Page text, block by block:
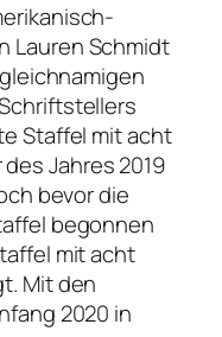
Lauren Schmidt
Staffel mit acht
Jahres 2019
bevor die
begonnen
mit acht
Mit den
2020 in